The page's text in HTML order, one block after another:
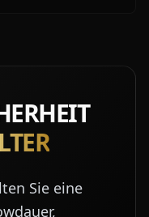
Sie eine